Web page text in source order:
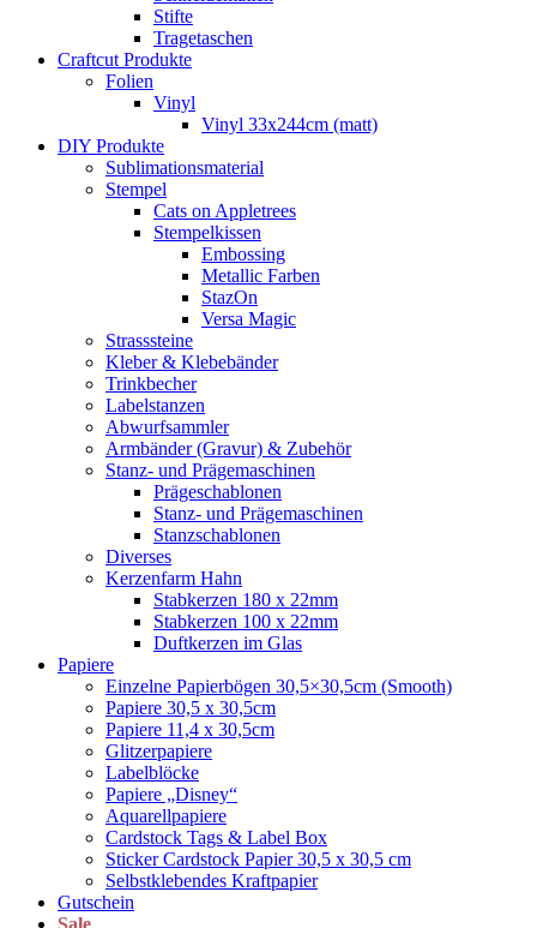
Stifte
Tragetaschen
Craftcut Produkte
Folien
Vinyl
Vinyl 33x244cm (matt)
DIY Produkte
Sublimationsmaterial
Stempel
Cats on Appletrees
Stempelkissen
Embossing
Metallic Farben
StazOn
Versa Magic
Strasssteine
Kleber & Klebebänder
Trinkbecher
Labelstanzen
Abwurfsammler
Armbänder (Gravur) & Zubehör
Stanz- und Prägemaschinen
Prägeschablonen
Stanz- und Prägemaschinen
Stanzschablonen
Diverses
Kerzenfarm Hahn
Stabkerzen 180 x 22mm
Stabkerzen 100 x 22mm
Duftkerzen im Glas
Papiere
Einzelne Papierbögen 30,5×30,5cm (Smooth)
Papiere 30,5 x 30,5cm
Papiere 11,4 x 30,5cm
Glitzerpapiere
Labelblöcke
Papiere „Disney“
Aquarellpapiere
Cardstock Tags & Label Box
Sticker Cardstock Papier 30,5 x 30,5 cm
Selbstklebendes Kraftpapier
Gutschein
Sale